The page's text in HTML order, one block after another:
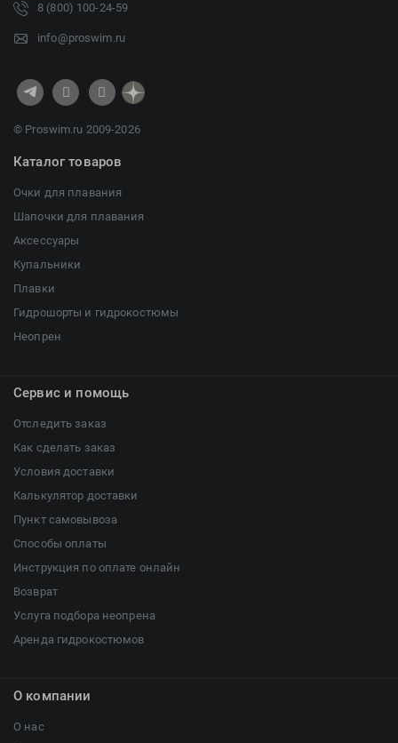
8 (800) 100-24-59
info@proswim.ru
© Proswim.ru 2009-2026
Каталог товаров
Очки для плавания
Шапочки для плавания
Аксессуары
Купальники
Плавки
Гидрошорты и гидрокостюмы
Неопрен
Сервис и помощь
Отследить заказ
Как сделать заказ
Условия доставки
Калькулятор доставки
Пункт самовывоза
Способы оплаты
Инструкция по оплате онлайн
Возврат
Услуга подбора неопрена
Аренда гидрокостюмов
О компании
О нас